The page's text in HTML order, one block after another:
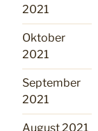
2021
Oktober
2021
September
2021
August 2021